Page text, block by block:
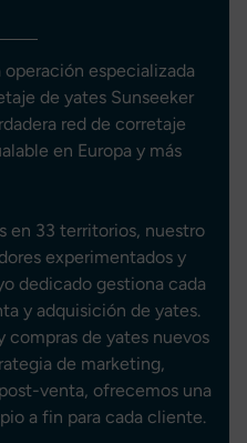
especializada
de yates Sunseeker
red de corretaje
en Europa y más
en 33 territorios, nuestro
experimentados y
dedicado gestiona cada
y adquisición de yates.
compras de yates nuevos
de marketing,
venta, ofrecemos una
a fin para cada cliente.